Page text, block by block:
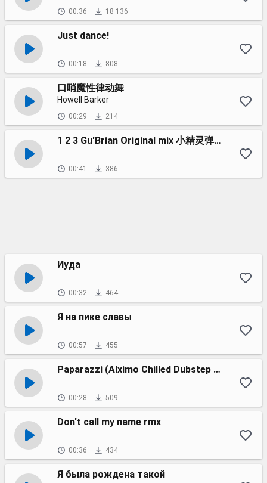
00:36 18 136
Just dance!
00:18 808
口哨魔性律动舞
Howell Barker
00:29 214
1 2 3 Gu'Brian Original mix 小精灵弹跳时代 抖音 Tiktok remix 2023 ｜｜ Hot
00:41 386
Иуда
00:32 464
Я на пике славы
00:57 455
Paparazzi (Alximo Chilled Dubstep Remix)
00:28 509
Don't call my name rmx
00:36 434
Я была рождена такой